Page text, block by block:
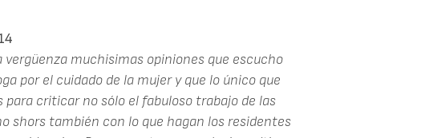
vergüenza muchisimas opiniones que escucho
por el cuidado de la mujer y que lo único que
para criticar no sólo el fabuloso trabajo de las
shors también con lo que hagan los residentes